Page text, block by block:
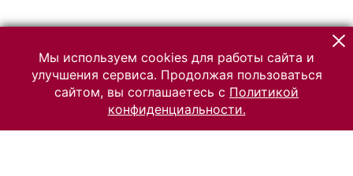
Мы используем cookies для работы сайта и
улучшения сервиса. Продолжая пользоваться
сайтом, вы соглашаетесь с Политикой
конфиденциальности.